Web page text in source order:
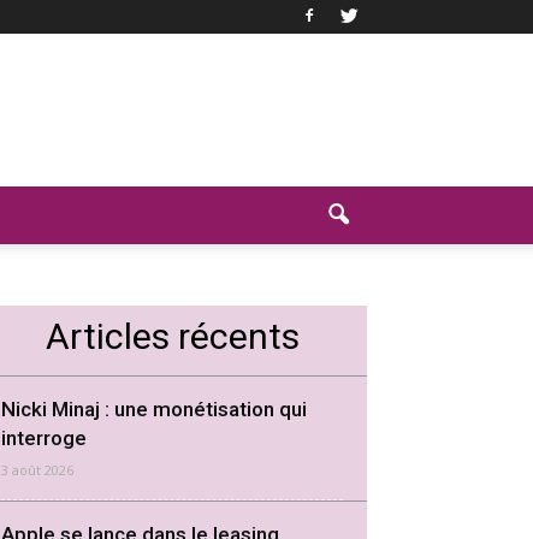
Articles récents
Nicki Minaj : une monétisation qui
interroge
3 août 2026
Apple se lance dans le leasing